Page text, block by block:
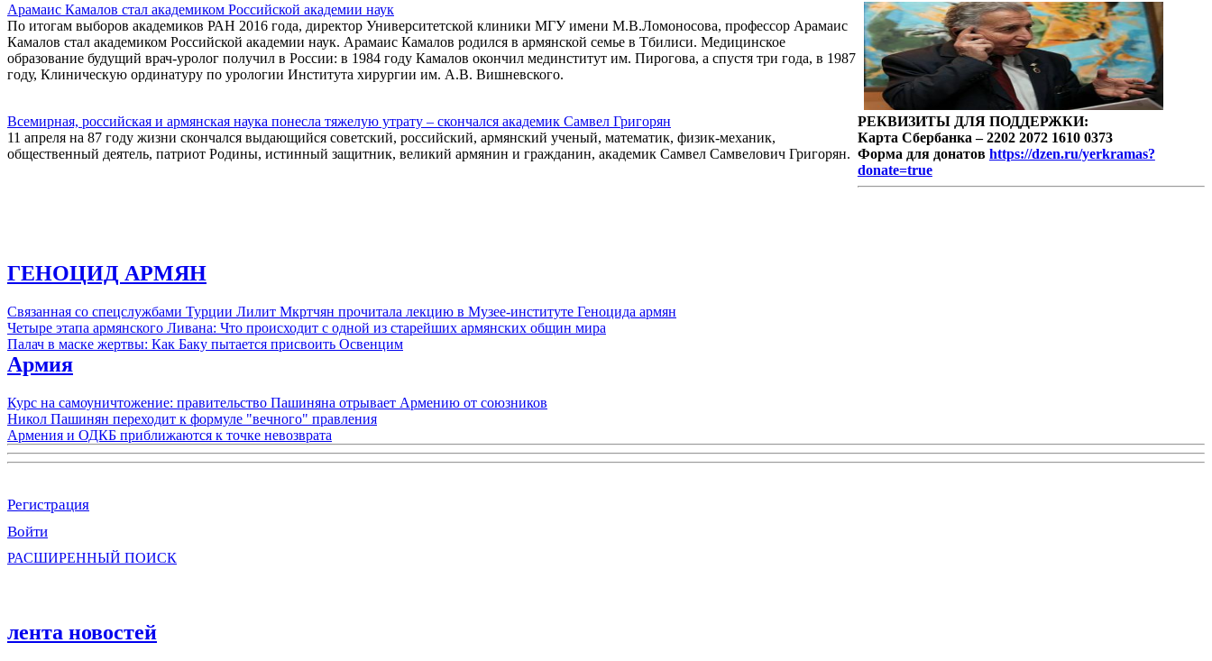
Арамаис Камалов стал академиком Российской академии наук
По итогам выборов академиков РАН 2016 года, директор Университетской клиники МГУ имени М.В.Ломоносова, профессор Арамаис
Камалов стал академиком Российской академии наук. Арамаис Камалов родился в армянской семье в Тбилиси. Медицинское
образование будущий врач-уролог получил в России: в 1984 году Камалов окончил мединститут им. Пирогова, а спустя три года, в 1987
году, Клиническую ординатуру по урологии Института хирургии им. А.В. Вишневского.
Всемирная, российская и армянская наука понесла тяжелую утрату – скончался академик Самвел Григорян
11 апреля на 87 году жизни скончался выдающийся советский, российский, армянский ученый, математик, физик-механик,
общественный деятель, патриот Родины, истинный защитник, великий армянин и гражданин, академик Самвел Самвелович Григорян.
РЕКВИЗИТЫ ДЛЯ ПОДДЕРЖКИ:
Карта Сбербанка – 2202 2072 1610 0373
Форма для донатов https://dzen.ru/yerkramas?
donate=true
ГЕНОЦИД АРМЯН
Связанная со спецслужбами Турции Лилит Мкртчян прочитала лекцию в Музее-институте Геноцида армян
Четыре этапа армянского Ливана: Что происходит с одной из старейших армянских общин мира
Палач в маске жертвы: Как Баку пытается присвоить Освенцим
Армия
Курс на самоуничтожение: правительство Пашиняна отрывает Армению от союзников
Никол Пашинян переходит к формуле "вечного" правления
Армения и ОДКБ приближаются к точке невозврата
Регистрация
Войти
РАСШИРЕННЫЙ ПОИСК
лента новостей